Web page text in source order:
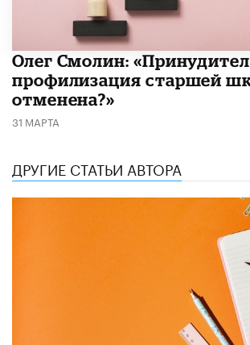
​Олег Смолин:
профилизация старшей
отменена?»
31 МАРТА
ДРУГИЕ СТАТЬИ АВТОРА